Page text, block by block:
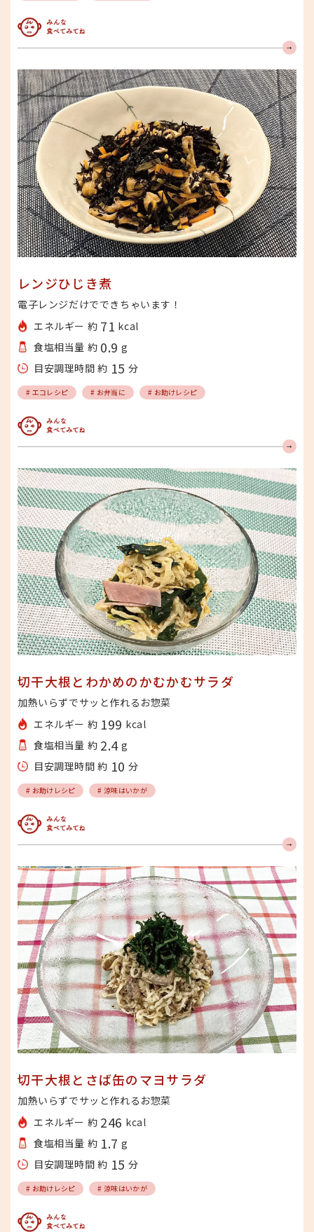
みんな食べてみてね
レンジひじき煮
電子レンジだけでできちゃいます！
エネルギー 約 71 kcal
食塩相当量 約 0.9 g
目安調理時間 約 15 分
# エコレシピ # お弁当に # お助けレシピ
みんな食べてみてね
切干大根とわかめのかむかむサラダ
加熱いらずでサッと作れるお惣菜
エネルギー 約 199 kcal
食塩相当量 約 2.4 g
目安調理時間 約 10 分
# お助けレシピ # 涼味はいかが
みんな食べてみてね
切干大根とさば缶のマヨサラダ
加熱いらずでサッと作れるお惣菜
エネルギー 約 246 kcal
食塩相当量 約 1.7 g
目安調理時間 約 15 分
# お助けレシピ # 涼味はいかが